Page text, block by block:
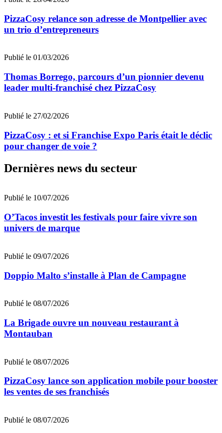
PizzaCosy relance son adresse de Montpellier avec
un trio d’entrepreneurs
Publié le 01/03/2026
Thomas Borrego, parcours d’un pionnier devenu
leader multi-franchisé chez PizzaCosy
Publié le 27/02/2026
PizzaCosy : et si Franchise Expo Paris était le déclic
pour changer de voie ?
Dernières news du secteur
Publié le 10/07/2026
O’Tacos investit les festivals pour faire vivre son
univers de marque
Publié le 09/07/2026
Doppio Malto s’installe à Plan de Campagne
Publié le 08/07/2026
La Brigade ouvre un nouveau restaurant à
Montauban
Publié le 08/07/2026
PizzaCosy lance son application mobile pour booster
les ventes de ses franchisés
Publié le 08/07/2026